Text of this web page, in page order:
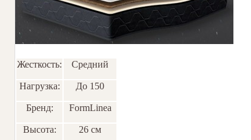
Жесткость: Средний
Нагрузка: До 150
Бренд: FormLinea
Высота: 26 см